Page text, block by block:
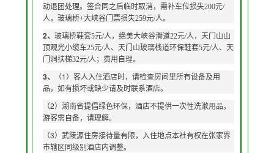
动退团处理。签合同之后临时取消，需补车位损失200元/
人，玻璃桥+大峡谷门票损失259元/人。
2、 玻璃桥鞋套5元/人，绝美大峡谷滑道22元/人，天门山山
顶观光小缆车25元/人、天门山玻璃栈道环保鞋套5元/人、天
门洞扶梯32元/人；费用自理。
3、 （1 ）客人入住酒店时，请检查房间里所有设备及用
品，如有损坏或缺少请及时联系酒店。
（2）湖南省提倡绿色环保，酒店不提供一次性洗漱用品，
游客需自备，请理解。
（3）武陵源住房接待量有限，入住地点本社有权在张家界
市辖区同级别酒店内调整。